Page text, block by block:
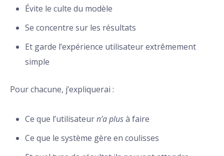
Évite le culte du modèle
Se concentre sur les résultats
Et garde l’expérience utilisateur extrêmement
simple
Pour chacune, j’expliquerai :
Ce que l’utilisateurn’a plusà faire
Ce que le système gère en coulisses